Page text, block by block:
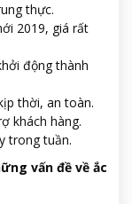
thực.
2019, giá rất
động thành
thời, an toàn.
khách hàng.
trong tuần.
vấn đề về ắc